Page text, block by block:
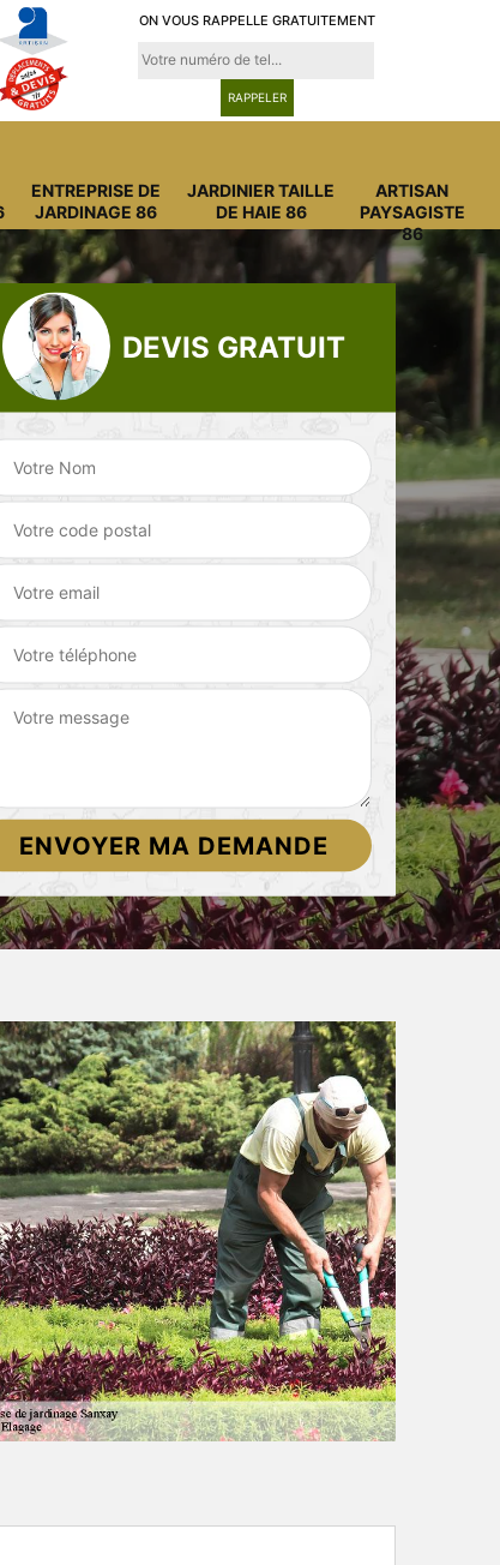
ON VOUS RAPPELLE GRATUITEMENT
ENTREPRISE DE
JARDINAGE 86
JARDINIER TAILLE
DE HAIE 86
ARTISAN
PAYSAGISTE
86
Entreprise de
jardinage 86
DEVIS GRATUIT